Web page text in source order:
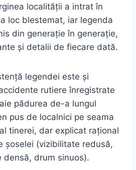
localității a intrat în
loc blestemat, iar legenda
din generație în generație,
și detalii de fiecare dată.
legendei este și
rutiere înregistrate
pădurea de-a lungul
pus de localnici pe seama
tinerei, dar explicat rațional
șoselei (vizibilitate redusă,
densă, drum sinuos).